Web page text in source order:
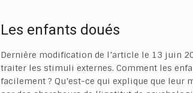
Les enfants doués
Dernière modification de l’article le 13 juin
traiter les stimuli externes. Comment les
facilement ? Qu’est-ce qui explique que leur